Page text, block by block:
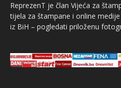
ReprezenT je član Vijeća za
tijela za štampane i online
iz BiH – pogledati priloženu